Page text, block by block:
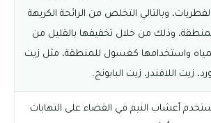
وبالتالي التخلص من الرائحة الكريهة
وذلك من خلال تخفيفها بالقليل من
واستخدامها كغسول للمنطقة، مثل زيت
زيت اللافندر، زيت البابونج.
أعشاب النيم في القضاء على التهابات